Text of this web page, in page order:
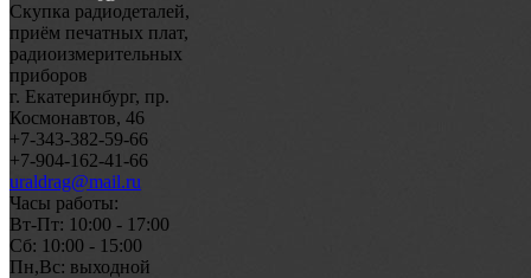
Скупка радиодеталей,
приём печатных плат,
радиоизмерительных
приборов
г. Екатеринбург, пр.
Космонавтов, 46
+7-343-382-59-66
+7-904-162-41-66
uraldrag@mail.ru
Часы работы:
Вт-Пт: 10:00 - 17:00
Сб: 10:00 - 15:00
Пн,Вс: выходной